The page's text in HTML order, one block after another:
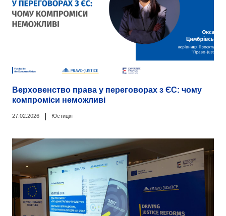
Верховенство права у переговорах з ЄС: чому
компроміси неможливі
27.02.2026 Юстиція